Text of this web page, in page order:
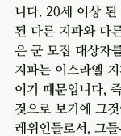
니다. 20세 이상
된 다른 지파와 다
은 군 모집 대상자
지파는 이스라엘
이기 때문입니다,
것으로 보기에 그
레위인들로서, 그